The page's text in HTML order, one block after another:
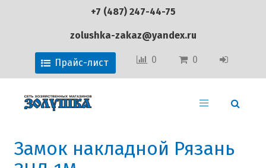
+7 (487) 247-44-75
zolushka-zakaz@yandex.ru
Прайс-лист 0 0
Замок накладной Рязань